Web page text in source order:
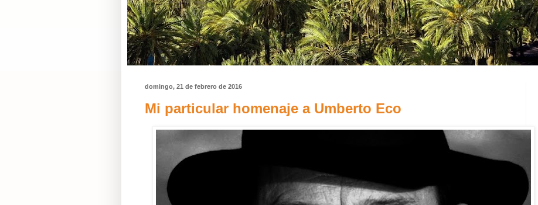
domingo, 21 de febrero de 2016
Mi particular homenaje a Umberto Eco